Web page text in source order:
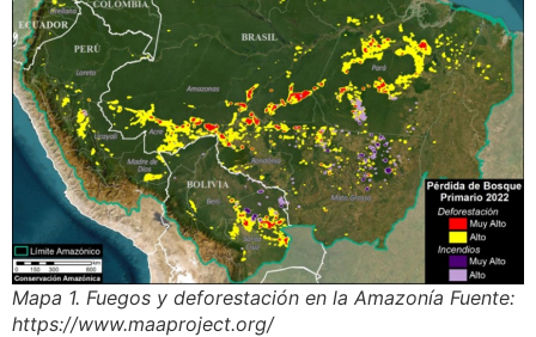
Mapa 1. Fuegos y deforestación en la Amazonía Fuente:
https://www.maaproject.org/